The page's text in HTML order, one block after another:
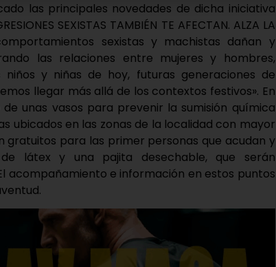
las principales novedades de dicha iniciativa
SEXISTAS TAMBIÉN TE AFECTAN. ALZA LA
sexistas y machistas dañan y
las relaciones entre mujeres y hombres,
y niñas de hoy, futuras generaciones de
llegar más allá de los contextos festivos». En
unas vasos para prevenir la sumisión química
ubicados en las zonas de la localidad con mayor
gratuitos para las primer personas que acudan y
látex y una pajita desechable, que serán
acompañamiento e información en estos puntos